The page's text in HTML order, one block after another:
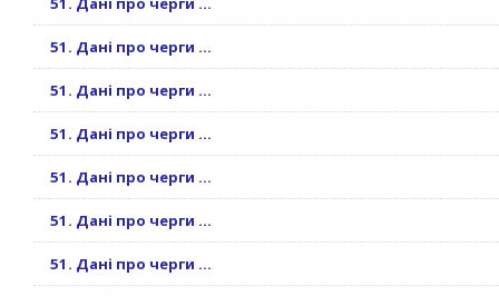
51. Дані про черги ...
51. Дані про черги ...
51. Дані про черги ...
51. Дані про черги ...
51. Дані про черги ...
51. Дані про черги ...